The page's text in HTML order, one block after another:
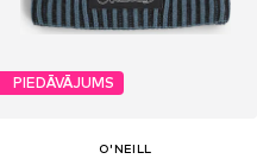
PIEDĀVĀJUMS
O'NEILL